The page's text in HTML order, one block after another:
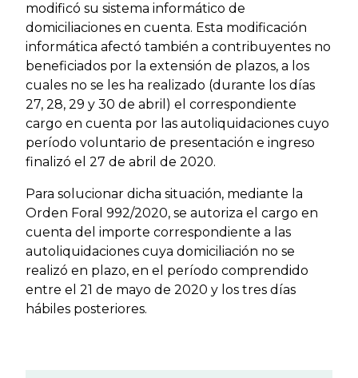
modificó su sistema informático de
domiciliaciones en cuenta. Esta modificación
informática afectó también a contribuyentes no
beneficiados por la extensión de plazos, a los
cuales no se les ha realizado (durante los días
27, 28, 29 y 30 de abril) el correspondiente
cargo en cuenta por las autoliquidaciones cuyo
período voluntario de presentación e ingreso
finalizó el 27 de abril de 2020.
Para solucionar dicha situación, mediante la
Orden Foral 992/2020, se autoriza el cargo en
cuenta del importe correspondiente a las
autoliquidaciones cuya domiciliación no se
realizó en plazo, en el período comprendido
entre el 21 de mayo de 2020 y los tres días
hábiles posteriores.